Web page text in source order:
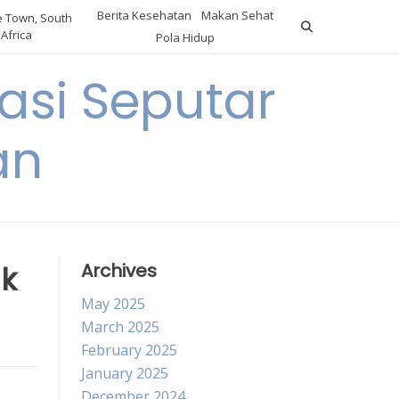
Town, South
Africa
Berita Kesehatan
Makan Sehat
Pola Hidup
Seputar
Archives
May 2025
March 2025
February 2025
January 2025